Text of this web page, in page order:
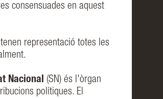
consensuades en aquest
representació totes les
Nacional (SN) és l'òrgan
polítiques. El